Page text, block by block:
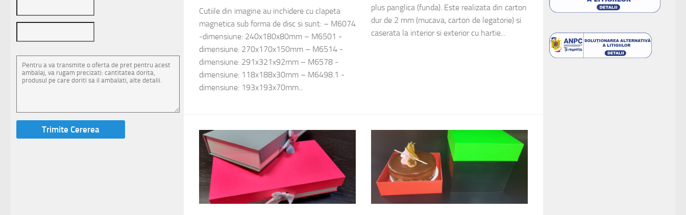
Cutiile din imagine au inchidere cu clapeta
magnetica sub forma de disc si sunt: – M6074
-dimensiune: 240x180x80mm – M6501 -
dimensiune: 270x170x150mm – M6514 -
dimensiune: 291x321x92mm – M6578 -
dimensiune: 118x188x30mm – M6498.1 -
dimensiune: 193x193x70mm...
plus panglica (funda). Este realizata din carton
dur de 2 mm (mucava, carton de legatorie) si
caserata la interior si exterior cu hartie...